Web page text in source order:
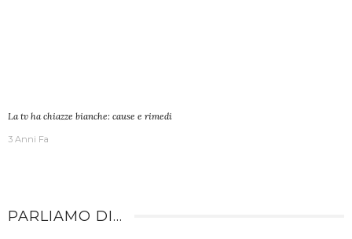
La tv ha chiazze bianche: cause e rimedi
3 Anni Fa
PARLIAMO DI…